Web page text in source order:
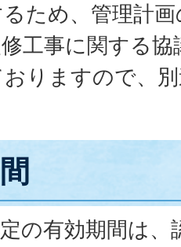
ため、管理計
工事に関する
りますので、
の有効期間は、